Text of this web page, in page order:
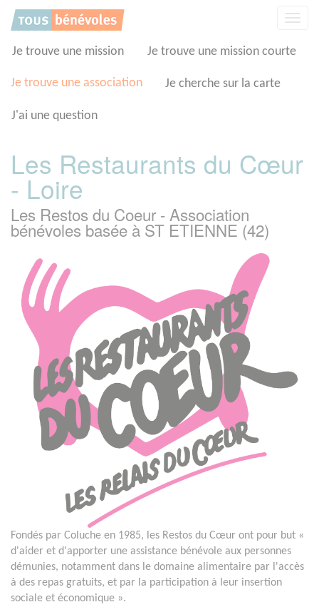
Je trouve une mission Je trouve une mission courte
Je trouve une association Je cherche sur la carte
J'ai une question
Les Restaurants du Cœur
- Loire
Les Restos du Coeur - Association
bénévoles basée à ST ETIENNE (42)
Fondés par Coluche en 1985, les Restos du Cœur ont pour but «
d'aider et d'apporter une assistance bénévole aux personnes
démunies, notamment dans le domaine alimentaire par l'accès
à des repas gratuits, et par la participation à leur insertion
sociale et économique ».
Panneau de gestion des cookies